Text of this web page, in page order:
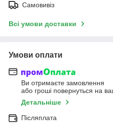
Самовивіз
Всі умови доставки
Умови оплати
Ви отримаєте замовлення
або гроші повернуться на
Детальніше
Післяплата